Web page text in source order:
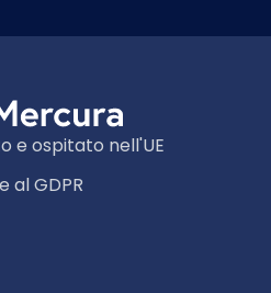
e ospitato nell'UE
al GDPR